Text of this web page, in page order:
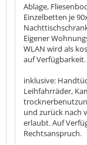
Ablage,
Einzelbetten je
Eigener
WLAN wird als
auf Verfügbarkeit.
inklusive:
Leihfahrräder,
und zurück nach
erlaubt. Auf
Rechtsanspruch.